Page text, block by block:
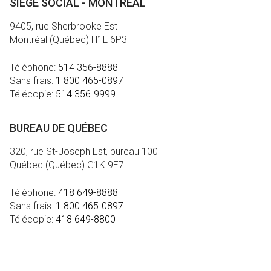
SIÈGE SOCIAL - MONTRÉAL
9405, rue Sherbrooke Est
Montréal (Québec) H1L 6P3
Téléphone: 514 356-8888
Sans frais: 1 800 465-0897
Télécopie: 514 356-9999
BUREAU DE QUÉBEC
320, rue St-Joseph Est, bureau 100
Québec (Québec) G1K 9E7
Téléphone: 418 649-8888
Sans frais: 1 800 465-0897
Télécopie: 418 649-8800